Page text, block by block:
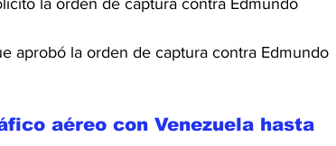
la orden de captura contra Edmundo
aprobó la orden de captura contra Edmundo
aéreo con Venezuela hasta